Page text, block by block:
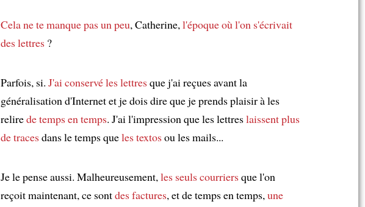
Cela ne te manque pas un peu, Catherine, l'époque où l'on s'écrivait
des lettres?
Parfois, si. J'ai conservé les lettresque j'ai reçues avant la
généralisation d'Internet et je dois dire que je prends plaisir à les
relirede temps en temps. J'ai l'impression que les lettreslaissent plus
de tracesdans le temps queles textosou les mails...
Je le pense aussi. Malheureusement, les seuls courriersque l'on
reçoit maintenant, ce sontdes factures, et de temps en temps, une